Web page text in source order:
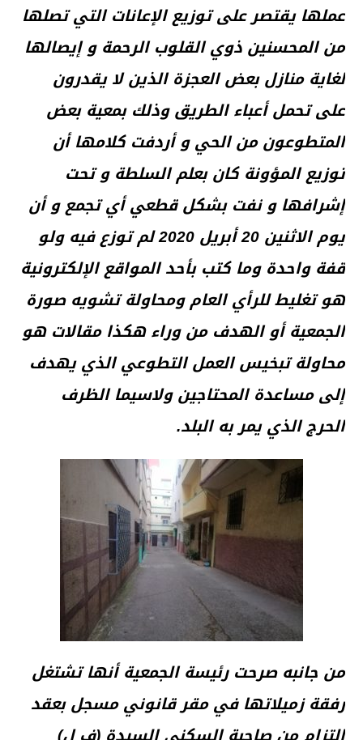
عملها يقتصر على توزيع الإعانات التي تصلها
من المحسنين ذوي القلوب الرحمة و إيصالها
لغاية منازل بعض العجزة الذين لا يقدرون
على تحمل أعباء الطريق وذلك بمعية بعض
المتطوعون من الحي و أردفت كلامها أن
توزيع المؤونة كان بعلم السلطة و تحت
إشرافها و نفت بشكل قطعي أي تجمع و أن
يوم الاثنين 20 أبريل 2020 لم توزع فيه ولو
قفة واحدة وما كتب بأحد المواقع الإلكترونية
هو تغليط للرأي العام ومحاولة تشويه صورة
الجمعية أو الهدف من وراء هكذا مقالات هو
محاولة تبخيس العمل التطوعي الذي يهدف
إلى مساعدة المحتاجين ولاسيما الظرف
الحرج الذي يمر به البلد.
من جانبه صرحت رئيسة الجمعية أنها تشتغل
رفقة زميلاتها في مقر قانوني مسجل بعقد